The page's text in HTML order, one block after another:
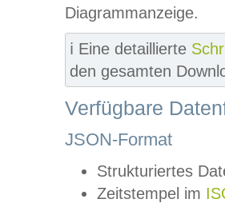
Diagrammanzeige.
ℹ️ Eine detaillierte
den gesamten
Verfügbare
JSON-Format
Strukturiertes
Zeitstempel im